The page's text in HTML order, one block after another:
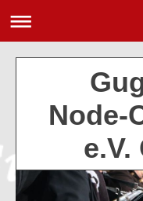
Node-
e.V.